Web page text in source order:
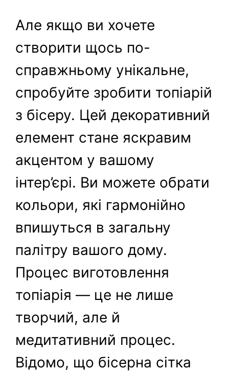
Але якщо ви хочете
створити щось по-
справжньому унікальне,
спробуйте зробити топіарій
з бісеру. Цей декоративний
елемент стане яскравим
акцентом у вашому
інтер’єрі. Ви можете обрати
кольори, які гармонійно
впишуться в загальну
палітру вашого дому.
Процес виготовлення
топіарія — це не лише
творчий, але й
медитативний процес.
Відомо, що бісерна сітка